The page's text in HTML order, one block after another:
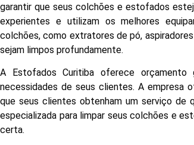
garantir que seus colchões e estofados
experientes e utilizam os melhores
colchões, como extratores de pó,
sejam limpos profundamente.
A Estofados Curitiba oferece
necessidades de seus clientes. A empresa
que seus clientes obtenham um serviço de
especializada para limpar seus colchões e
certa.